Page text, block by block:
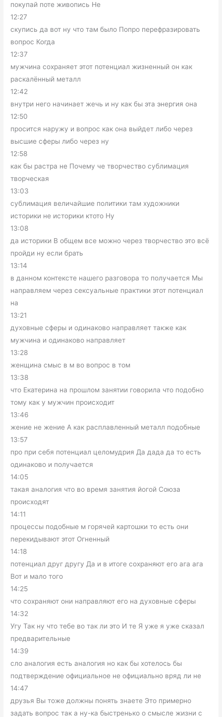
покупай поте живопись Не
12:27
скупись да вот ну что там было Попро перефразировать
вопрос Когда
12:37
мужчина сохраняет этот потенциал жизненный он как
раскалённый металл
12:42
внутри него начинает жечь и ну как бы эта энергия она
12:50
просится наружу и вопрос как она выйдет либо через
высшие сферы либо через ну
12:58
как бы растра не Почему че творчество сублимация
творческая
13:03
сублимация величайшие политики там художники
историки не историки ктото Ну
13:08
да историки В общем все можно через творчество это всё
пройди ну если брать
13:14
в данном контексте нашего разговора то получается Мы
направляем через сексуальные практики этот потенциал
на
13:21
духовные сферы и одинаково направляет также как
мужчина и одинаково направляет
13:28
женщина смыс в м во вопрос в том
13:38
что Екатерина на прошлом занятии говорила что подобно
тому как у мужчин происходит
13:46
жение не жение А как расплавленный металл подобные
13:57
про при себя потенциал целомудрия Да дада да то есть
одинаково и получается
14:05
такая аналогия что во время занятия йогой Союза
происходят
14:11
процессы подобные м горячей картошки то есть они
перекидывают этот Огненный
14:18
потенциал друг другу Да и в итоге сохраняют его ага ага
Вот и мало того
14:25
что сохраняют они направляют его на духовные сферы
14:32
Угу Так ну что тебе во так ли это И те Я уже я уже сказал
предварительные
14:39
сло аналогия есть аналогия но как бы хотелось бы
подтверждение официальное не официально вряд ли не
14:47
друзья Вы тоже должны понять знаете Это примерно
задать вопрос так а ну-ка быстренько о смысле жизни с